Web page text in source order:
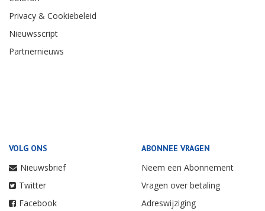
Privacy & Cookiebeleid
Nieuwsscript
Partnernieuws
VOLG ONS
Nieuwsbrief
Twitter
Facebook
ABONNEE VRAGEN
Neem een Abonnement
Vragen over betaling
Adreswijziging